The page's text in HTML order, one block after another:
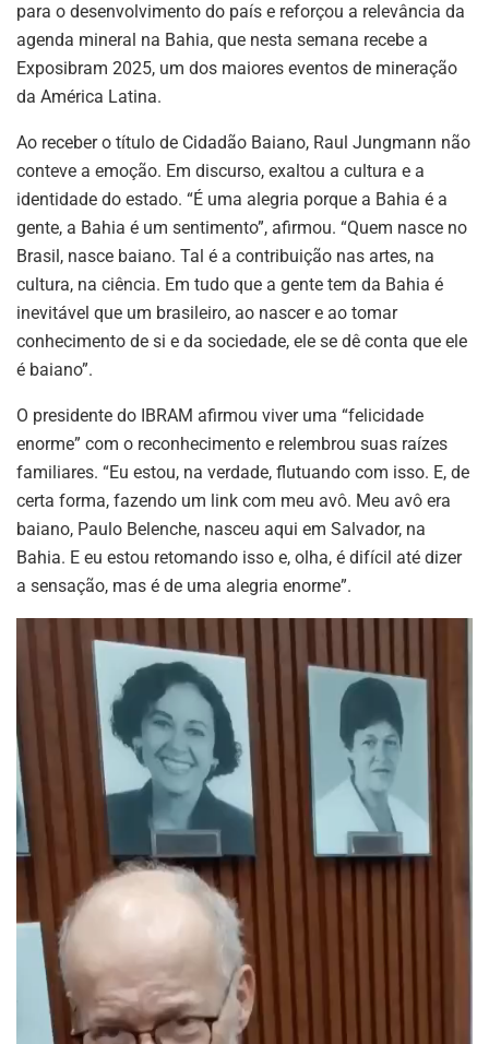
para o desenvolvimento do país e reforçou a relevância da
agenda mineral na Bahia, que nesta semana recebe a
Exposibram 2025, um dos maiores eventos de mineração
da América Latina.
Ao receber o título de Cidadão Baiano, Raul Jungmann não
conteve a emoção. Em discurso, exaltou a cultura e a
identidade do estado. “É uma alegria porque a Bahia é a
gente, a Bahia é um sentimento”, afirmou. “Quem nasce no
Brasil, nasce baiano. Tal é a contribuição nas artes, na
cultura, na ciência. Em tudo que a gente tem da Bahia é
inevitável que um brasileiro, ao nascer e ao tomar
conhecimento de si e da sociedade, ele se dê conta que ele
é baiano”.
O presidente do IBRAM afirmou viver uma “felicidade
enorme” com o reconhecimento e relembrou suas raízes
familiares. “Eu estou, na verdade, flutuando com isso. E, de
certa forma, fazendo um link com meu avô. Meu avô era
baiano, Paulo Belenche, nasceu aqui em Salvador, na
Bahia. E eu estou retomando isso e, olha, é difícil até dizer
a sensação, mas é de uma alegria enorme”.